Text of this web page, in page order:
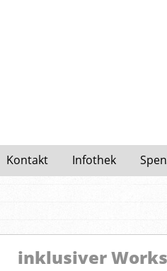
Kontakt Infothek
inklusiver